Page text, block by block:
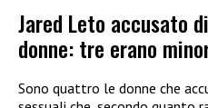
Jared Leto accusato
donne: tre erano
Sono quattro le donne che